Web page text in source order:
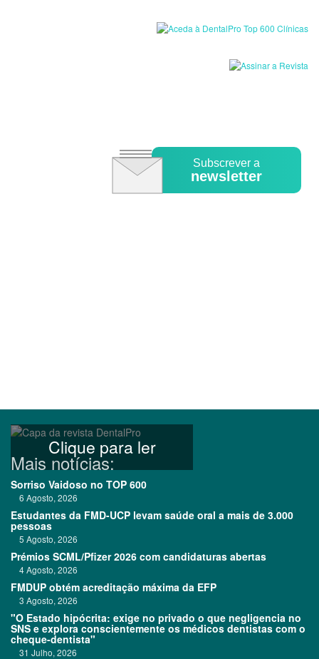
Subscrever a
newsletter
Clique para ler
Mais notícias:
Sorriso Vaidoso no TOP 600
6 Agosto, 2026
Estudantes da FMD-UCP levam saúde oral a mais de 3.000
pessoas
5 Agosto, 2026
Prémios SCML/Pfizer 2026 com candidaturas abertas
4 Agosto, 2026
FMDUP obtém acreditação máxima da EFP
3 Agosto, 2026
"O Estado hipócrita: exige no privado o que negligencia no
SNS e explora conscientemente os médicos dentistas com o
cheque-dentista"
31 Julho, 2026